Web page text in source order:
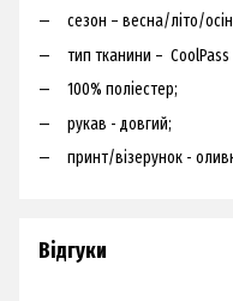
сезон – весна/літо/
тип тканини – CoolPass
100% поліестер;
рукав - довгий;
принт/візерунок -
Відгуки